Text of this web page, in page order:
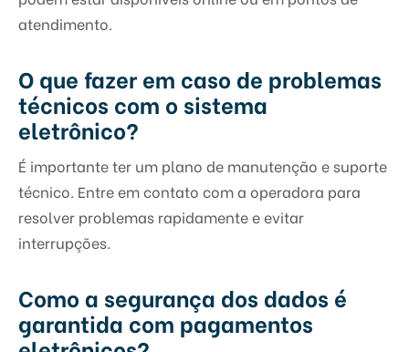
atendimento.
O que fazer em caso de problemas
técnicos com o sistema
eletrônico?
É importante ter um plano de manutenção e suporte
técnico. Entre em contato com a operadora para
resolver problemas rapidamente e evitar
interrupções.
Como a segurança dos dados é
garantida com pagamentos